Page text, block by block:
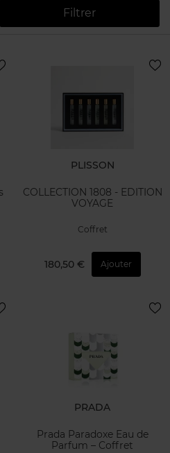
Filtrer
PLISSON
COLLECTION 1808 - EDITION
VOYAGE
Coffret
180,50 € Ajouter
PRADA
Prada Paradoxe Eau de
Parfum – Coffret